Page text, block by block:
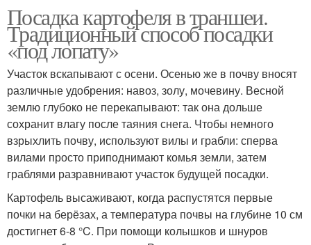
Посадка картофеля в траншеи.
Традиционный способ посадки
«под лопату»
Участок вскапывают с осени. Осенью же в почву вносят
различные удобрения: навоз, золу, мочевину. Весной
землю глубоко не перекапывают: так она дольше
сохранит влагу после таяния снега. Чтобы немного
взрыхлить почву, используют вилы и грабли: сперва
вилами просто приподнимают комья земли, затем
граблями разравнивают участок будущей посадки.
Картофель высаживают, когда распустятся первые
почки на берёзах, а температура почвы на глубине 10 см
достигнет 6-8 °C. При помощи колышков и шнуров